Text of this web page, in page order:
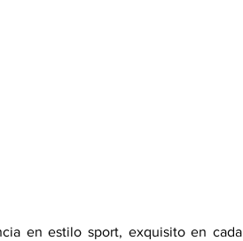
en estilo sport, exquisito en